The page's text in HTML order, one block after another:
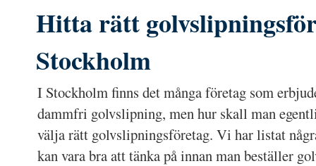
Hitta rätt
Stockholm
I Stockholm finns det många företag som
dammfri golvslipning, men hur skall man
välja rätt golvslipningsföretag. Vi har listat
kan vara bra att tänka på innan man beställer